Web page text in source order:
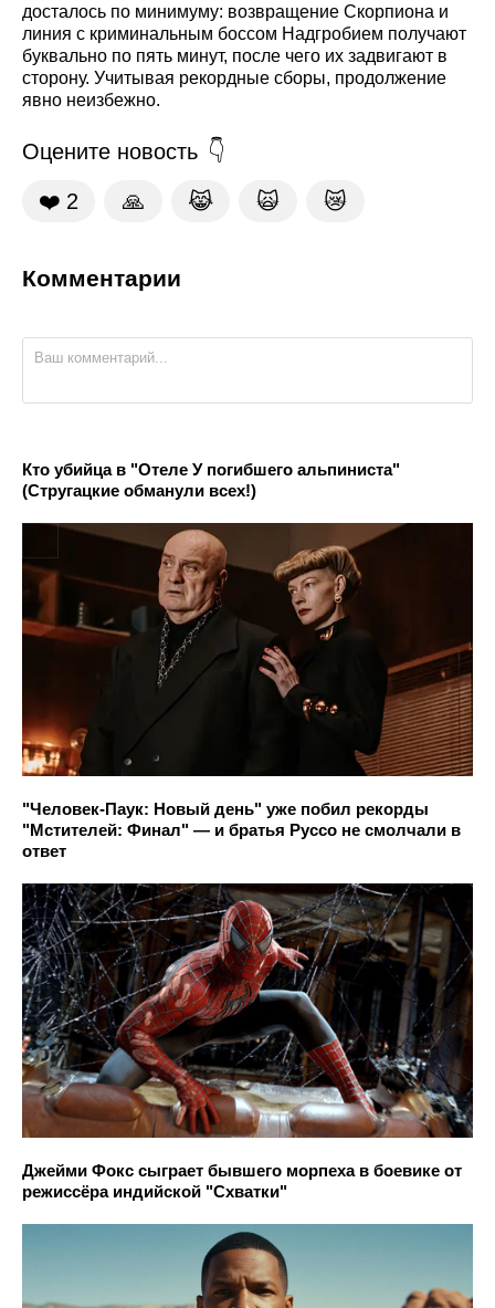
досталось по минимуму: возвращение Скорпиона и
линия с криминальным боссом Надгробием получают
буквально по пять минут, после чего их задвигают в
сторону. Учитывая рекордные сборы, продолжение
явно неизбежно.
Оцените новость
❤️ 2 🙏 😹 🙀 😿
Комментарии
Кто убийца в "Отеле У погибшего альпиниста"
(Стругацкие обманули всех!)
"Человек-Паук: Новый день" уже побил рекорды
"Мстителей: Финал" — и братья Руссо не смолчали в
ответ
Джейми Фокс сыграет бывшего морпеха в боевике от
режиссёра индийской "Схватки"